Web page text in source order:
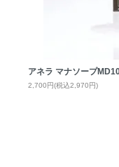
アネラ マナソープ
2,700円(税込2,970円)